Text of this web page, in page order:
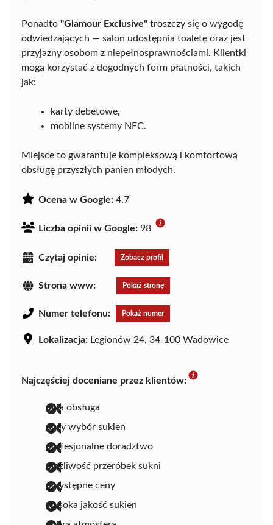
Ponadto "Glamour Exclusive" troszczy się o wygodę
odwiedzających — salon udostępnia toaletę oraz jest
przyjazny osobom z niepełnosprawnościami. Klientki
mogą korzystać z dogodnych form płatności, takich
jak:
karty debetowe,
mobilne systemy NFC.
Miejsce to gwarantuje kompleksową i komfortową
obsługę przyszłych panien młodych.
Ocena w Google: 4.7
Liczba opinii w Google: 98
Czytaj opinie: Zobacz profil
Strona www: Pokaż stronę
Numer telefonu: Pokaż numer
Lokalizacja: Legionów 24, 34-100 Wadowice
Najczęściej doceniane przez klientów:
miła obsługa
duży wybór sukien
profesjonalne doradztwo
możliwość przeróbek sukni
przystępne ceny
wysoka jakość sukien